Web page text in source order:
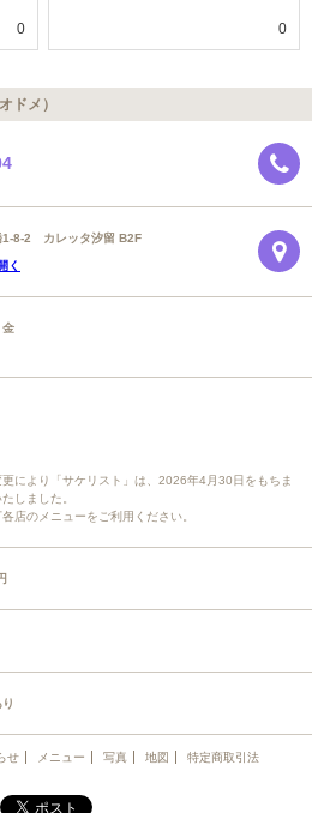
0 0
ドメ）
1-8-2 カレッタ汐留 B2F
く
金
により「サケリスト」は、2026年4月30日をもちま
しました。
店のメニューをご利用ください。
せ メニュー 写真 地図 特定商取引法